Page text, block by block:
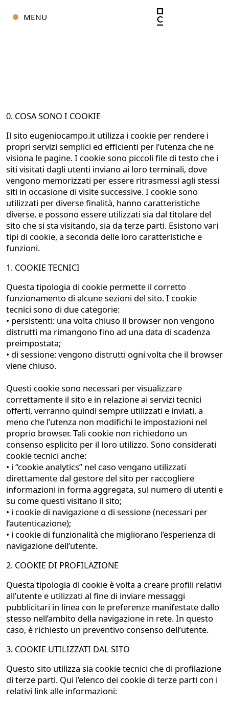
MENU
CLOSE
0. COSA SONO I COOKIE
Il sito eugeniocampo.it utilizza i cookie per rendere i
propri servizi semplici ed efficienti per l’utenza che ne
visiona le pagine. I cookie sono piccoli file di testo che i
siti visitati dagli utenti inviano ai loro terminali, dove
vengono memorizzati per essere ritrasmessi agli stessi
siti in occasione di visite successive. I cookie sono
utilizzati per diverse finalità, hanno caratteristiche
diverse, e possono essere utilizzati sia dal titolare del
sito che si sta visitando, sia da terze parti. Esistono vari
tipi di cookie, a seconda delle loro caratteristiche e
funzioni.
1. COOKIE TECNICI
Questa tipologia di cookie permette il corretto
funzionamento di alcune sezioni del sito. I cookie
tecnici sono di due categorie:
• persistenti: una volta chiuso il browser non vengono
distrutti ma rimangono fino ad una data di scadenza
preimpostata;
• di sessione: vengono distrutti ogni volta che il browser
viene chiuso.
Questi cookie sono necessari per visualizzare
correttamente il sito e in relazione ai servizi tecnici
offerti, verranno quindi sempre utilizzati e inviati, a
meno che l’utenza non modifichi le impostazioni nel
proprio browser. Tali cookie non richiedono un
consenso esplicito per il loro utilizzo. Sono considerati
cookie tecnici anche:
• i “cookie analytics” nel caso vengano utilizzati
direttamente dal gestore del sito per raccogliere
informazioni in forma aggregata, sul numero di utenti e
su come questi visitano il sito;
• i cookie di navigazione o di sessione (necessari per
l’autenticazione);
• i cookie di funzionalità che migliorano l’esperienza di
navigazione dell’utente.
2. COOKIE DI PROFILAZIONE
Questa tipologia di cookie è volta a creare profili relativi
all’utente e utilizzati al fine di inviare messaggi
pubblicitari in linea con le preferenze manifestate dallo
stesso nell’ambito della navigazione in rete. In questo
caso, è richiesto un preventivo consenso dell’utente.
3. COOKIE UTILIZZATI DAL SITO
Questo sito utilizza sia cookie tecnici che di profilazione
di terze parti. Qui l’elenco dei cookie di terze parti con i
relativi link alle informazioni: